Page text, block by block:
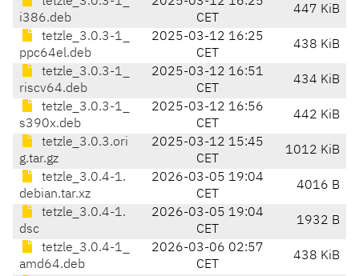
i386.deb
CET
447 KiB
tetzle_3.0.3-1_
ppc64el.deb
2025-03-12 16:25
CET
438 KiB
tetzle_3.0.3-1_
riscv64.deb
2025-03-12 16:51
CET
434 KiB
tetzle_3.0.3-1_
s390x.deb
2025-03-12 16:56
CET
442 KiB
tetzle_3.0.3.ori
g.tar.gz
2025-03-12 15:45
CET
1012 KiB
tetzle_3.0.4-1.
debian.tar.xz
2026-03-05 19:04
CET
4016 B
tetzle_3.0.4-1.
dsc
2026-03-05 19:04
CET
1932 B
tetzle_3.0.4-1_
amd64.deb
2026-03-06 02:57
CET
438 KiB